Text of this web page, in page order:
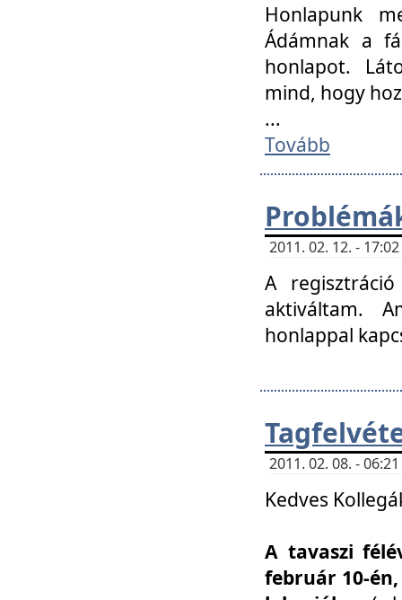
Honlapunk
Ádámnak a
honlapot.
mind, hogy
...
Tovább
2011. 02. 12. -
A
aktiváltam.
honlappal
2011. 02. 08. -
Kedves
A tavaszi
február 10-